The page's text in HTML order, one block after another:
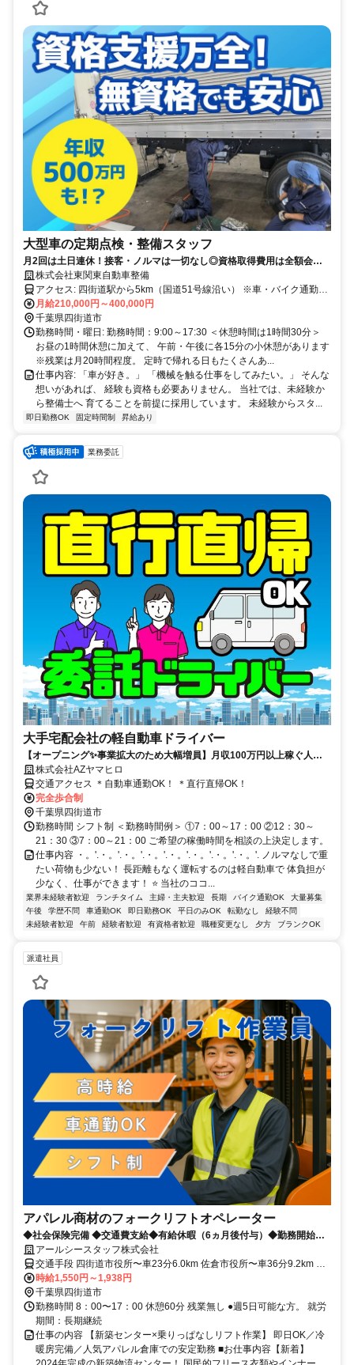
大型車の定期点検・整備スタッフ
月2回は土日連休！接客・ノルマは一切なし◎資格取得費用は全額会社
負担◎ゼロから"手に職"をつけられる環境です！
株式会社東関東自動車整備
アクセス: 四街道駅から5km（国道51号線沿い） ※車・バイク通勤
OK！ ※駐車場完備 車の運転が好きで、毎日1時間以上かけて 車通勤
するスタッフもいますよ！
月給210,000円～400,000円
千葉県四街道市
勤務時間・曜日: 勤務時間：9:00～17:30 ＜休憩時間は1時間30分＞
お昼の1時間休憩に加えて、 午前・午後に各15分の小休憩があります
※残業は月20時間程度。 定時で帰れる日もたくさんあ...
仕事内容: 「車が好き。」 「機械を触る仕事をしてみたい。」 そんな
想いがあれば、 経験も資格も必要ありません。 当社では、未経験か
ら整備士へ 育てることを前提に採用しています。 未経験からスタ...
即日勤務OK 固定時間制 昇給あり
業務委託
大手宅配会社の軽自動車ドライバー
【オープニング✨️事業拡大のため大幅増員】月収100万円以上稼ぐ人も
います！ノルマなし！WワークOK！大手宅配会社の業務委託なので安
心！
株式会社AZヤマヒロ
交通アクセス ＊自動車通勤OK！ ＊直行直帰OK！
完全歩合制
千葉県四街道市
勤務時間 シフト制 ＜勤務時間例＞ ①7：00～17：00 ②12：30～
21：30 ③7：00～21：00 ご希望の稼働時間を相談の上決定します。
仕事内容 ・。'.・。'.・。'.・。'.・。'.・。'.・。'.・。'. ノルマなしで重
たい荷物も少ない！ 長距離もなく運転するのは軽自動車で 体負担が
少なく、仕事ができます！ ⭐️ 当社のココ...
業界未経験者歓迎 ランチタイム 主婦・主夫歓迎 長期 バイク通勤OK
大量募集
午後
学歴不問 車通勤OK 即日勤務OK 平日のみOK 転勤なし
経験不問
未経験者歓迎
午前 経験者歓迎 有資格者歓迎 職種変更なし 夕方 ブランクOK
派遣社員
アパレル商材のフォークリフトオペレーター
◆社会保険完備 ◆交通費支給◆有給休暇（6ヵ月後付与）◆勤務開始時
期調整 ◆職種変更なし ◆転勤なし ◆転居を伴う異動なし◆来社不要◆
履歴書・証明写真不要◆年末調整対応◆給与前払い制度あり◆学歴不問
◆長期歓迎◆経験者歓迎◆フリーター歓迎◆ブランク歓迎◆主婦、主夫
歓迎◆第二新卒歓迎◆Iターン、Uターン歓迎◆幅広い年齢層活躍中
アールシースタッフ株式会社
交通手段 四街道市役所〜車23分6.0km 佐倉市役所〜車36分9.2km 八
街市役所〜車31分12.8km 千葉県若葉区役所〜自転車で30分8.0km ＜
総務本線、千葉市、四街道市、佐倉市、八街市、沿いの方が通勤便利
＞
時給1,550円～1,938円
千葉県四街道市
勤務時間 8：00〜17：00 休憩60分 残業無し ●週5日可能な方。 就労
期間：長期継続
仕事の内容 【新築センター×乗りっぱなしリフト作業】 即日OK／冷
暖房完備／人気アパレル倉庫での安定勤務 ■お仕事内容【新着】